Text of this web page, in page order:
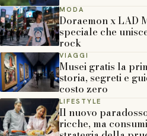
MODA
Doraemon x LAD
speciale che
rock
VIAGGI
Musei gratis la
storia, segreti e
costo zero
LIFESTYLE
Il nuovo
ricche, ma